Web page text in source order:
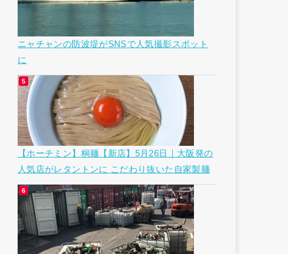
ニャチャンの防波堤がSNSで人気撮影スポット
に
【ホーチミン】桐麺【新店】5月26日｜大阪発の
人気店がレタントンに こだわり抜いた自家製麺